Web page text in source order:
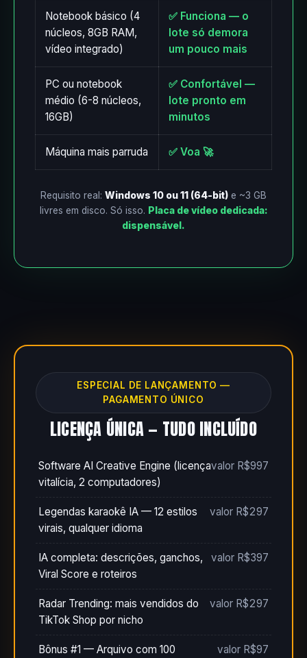
Notebook básico (4
núcleos, 8GB RAM,
vídeo integrado)
✅ Funciona — o
lote só demora
um pouco mais
PC ou notebook
médio (6-8 núcleos,
16GB)
✅ Confortável —
lote pronto em
minutos
Máquina mais parruda ✅ Voa 🚀
Requisito real: Windows 10 ou 11 (64-bit) e ~3 GB
livres em disco. Só isso. Placa de vídeo dedicada:
dispensável.
ESPECIAL DE LANÇAMENTO —
PAGAMENTO ÚNICO
LICENÇA ÚNICA — TUDO INCLUÍDO
Software AI Creative Engine (licença
vitalícia, 2 computadores)
valor R$997
Legendas karaokê IA — 12 estilos
virais, qualquer idioma
valor R$297
IA completa: descrições, ganchos,
Viral Score e roteiros
valor R$397
Radar Trending: mais vendidos do
TikTok Shop por nicho
valor R$297
Bônus #1 — Arquivo com 100 valor R$97